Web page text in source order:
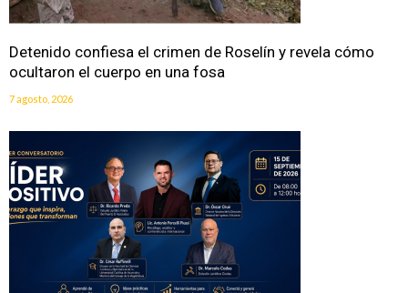
Detenido confiesa el crimen de Roselín y revela cómo
ocultaron el cuerpo en una fosa
7 agosto, 2026